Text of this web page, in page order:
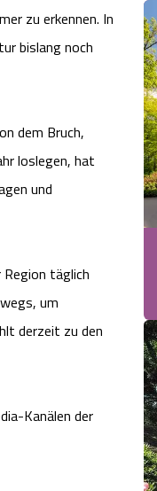
zu erkennen. In
bislang noch
dem Bruch,
loslegen, hat
und
täglich
um
derzeit zu den
Kanälen der